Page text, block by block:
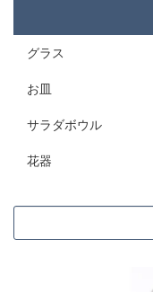
グラス
お皿
サラダボウル
花器